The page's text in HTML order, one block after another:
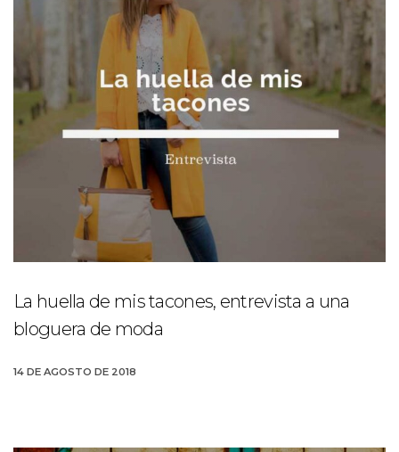
La huella de mis tacones, entrevista a una
bloguera de moda
14 DE AGOSTO DE 2018